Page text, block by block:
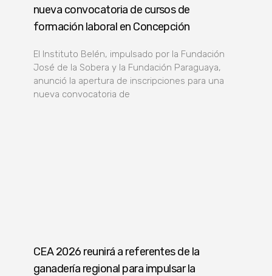
nueva convocatoria de cursos de
formación laboral en Concepción
El Instituto Belén, impulsado por la Fundación
José de la Sobera y la Fundación Paraguaya,
anunció la apertura de inscripciones para una
nueva convocatoria de
CEA 2026 reunirá a referentes de la
ganadería regional para impulsar la